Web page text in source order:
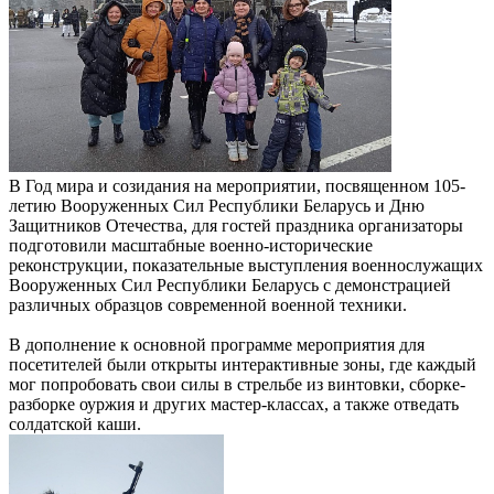
В Год мира и созидания на мероприятии, посвященном 105-
летию Вооруженных Сил Республики Беларусь и Дню
Защитников Отечества, для гостей праздника организаторы
подготовили масштабные военно-исторические
реконструкции, показательные выступления военнослужащих
Вооруженных Сил Республики Беларусь с демонстрацией
различных образцов современной военной техники.
В дополнение к основной программе мероприятия для
посетителей были открыты интерактивные зоны, где каждый
мог попробовать свои силы в стрельбе из винтовки, сборке-
разборке оуржия и других мастер-классах, а также отведать
солдатской каши.